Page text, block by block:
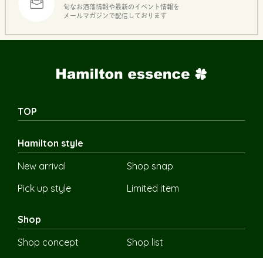
旬なお洒落情報や最新のイベント情報を
メールマガジンで配信しております
TOP
Hamilton style
New arrival
Shop snap
Pick up style
Limited item
Shop
Shop concept
Shop list